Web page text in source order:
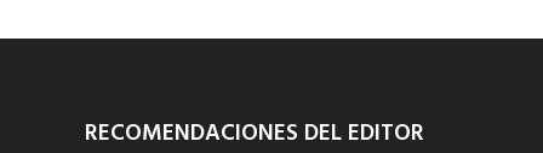
RECOMENDACIONES DEL EDITOR